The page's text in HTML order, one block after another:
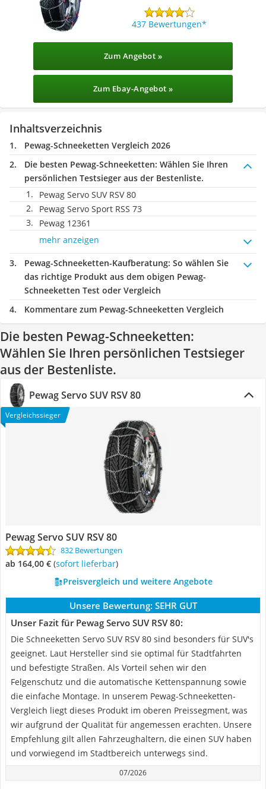
437 Bewertungen
Zum Angebot »
Zum Ebay-Angebot »
Inhaltsverzeichnis
Pewag-Schneeketten Vergleich 2026
Die besten Pewag-Schneeketten: Wählen Sie Ihren
persönlichen Testsieger aus der Bestenliste.
Pewag Servo SUV RSV 80
Pewag Servo Sport RSS 73
Pewag 12361
mehr anzeigen
Pewag-Schneeketten-Kaufberatung: So wählen Sie
das richtige Produkt aus dem obigen Pewag-
Schneeketten Test oder Vergleich
Kommentare zum Pewag-Schneeketten Vergleich
Die besten Pewag-Schneeketten:
Wählen Sie Ihren persönlichen Testsieger
aus der Bestenliste.
Pewag Servo SUV RSV 80
Vergleichssieger
Pewag Servo SUV RSV 80
832 Bewertungen
ab 164,00 € ( Sofort lieferbar)
Preisvergleich und weitere Angebote
Unsere Bewertung: SEHR GUT
Unser Fazit für Pewag Servo SUV RSV 80:
Die Schneeketten Servo SUV RSV 80 sind besonders für SUV's
geeignet. Laut Hersteller sind sie optimal für Stadtfahrten
und befestigte Straßen. Als Vorteil sehen wir den
Felgenschutz und die automatische Kettenspannung sowie
die einfache Montage. In unserem Pewag-Schneeketten-
Vergleich liegt dieses Produkt im oberen Preissegment, was
wir aufgrund der Qualität für angemessen erachten. Unsere
Empfehlung gilt allen Fahrzeughaltern, die einen SUV haben
und vorwiegend im Stadtbereich unterwegs sind.
07/2026